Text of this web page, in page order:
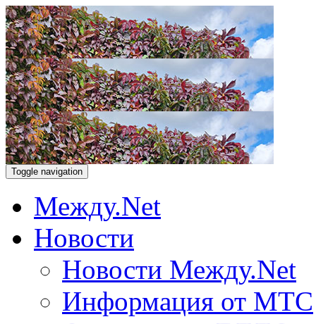
Toggle navigation
Между.Net
Новости
Новости Между.Net
Информация от МТС